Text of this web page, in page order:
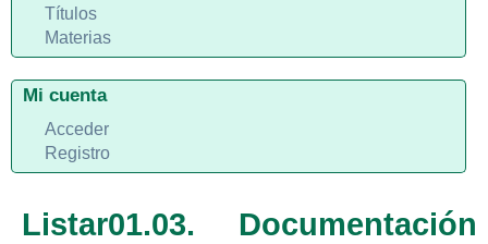
Listar01.03. Documentación
Títulos
Materias
Mi cuenta
Acceder
Registro